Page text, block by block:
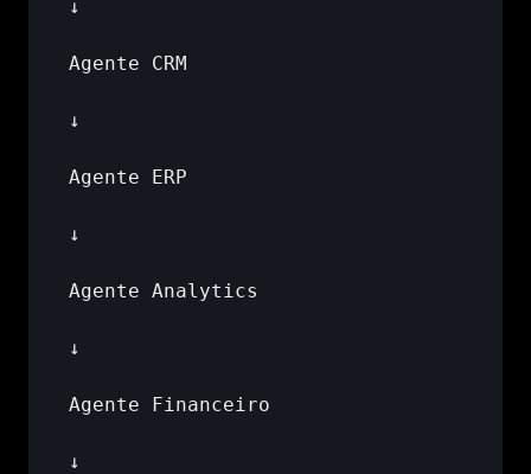
↓
Agente CRM
↓
Agente ERP
↓
Agente Analytics
↓
Agente Financeiro
↓